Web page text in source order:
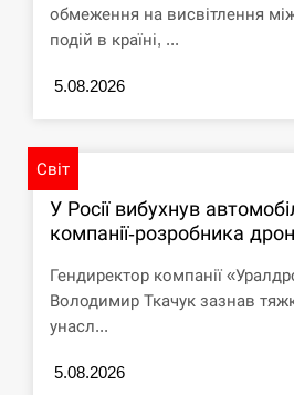
11:40
У зоопарку Токіо через
левиці
11:23
ЩЕ...
обмеження на висвітлення
подій в країні, ...
5.08.2026
Світ
У Росії вибухнув
компанії-розробника
Гендиректор компанії
Володимир Ткачук зазнав
унасл...
5.08.2026